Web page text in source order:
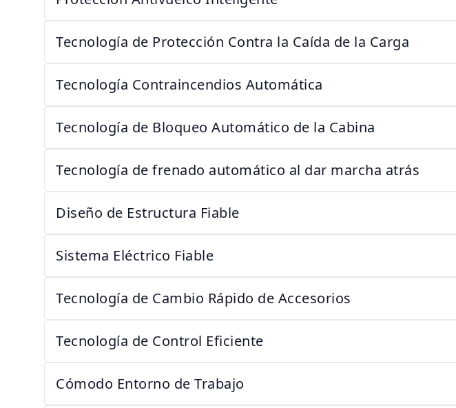
Tecnología de Protección Contra la Caída de la Carga
Tecnología Contraincendios Automática
Tecnología de Bloqueo Automático de la Cabina
Tecnología de frenado automático al dar marcha atrás
Diseño de Estructura Fiable
Sistema Eléctrico Fiable
Tecnología de Cambio Rápido de Accesorios
Tecnología de Control Eficiente
Cómodo Entorno de Trabajo